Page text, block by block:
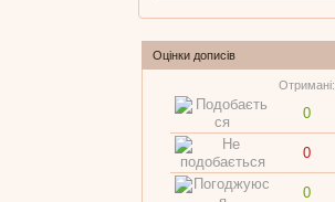
Оцінки дописів
Отримані:
0
0
0